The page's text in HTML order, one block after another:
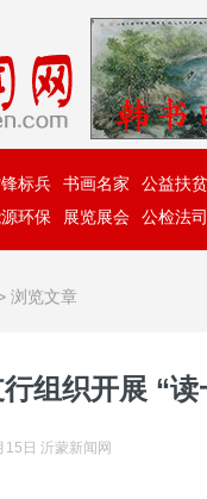
标兵 书画名家
公益扶贫
环保
展览展会 公检法司
浏览文章
组织开展 “
日 沂蒙新闻网